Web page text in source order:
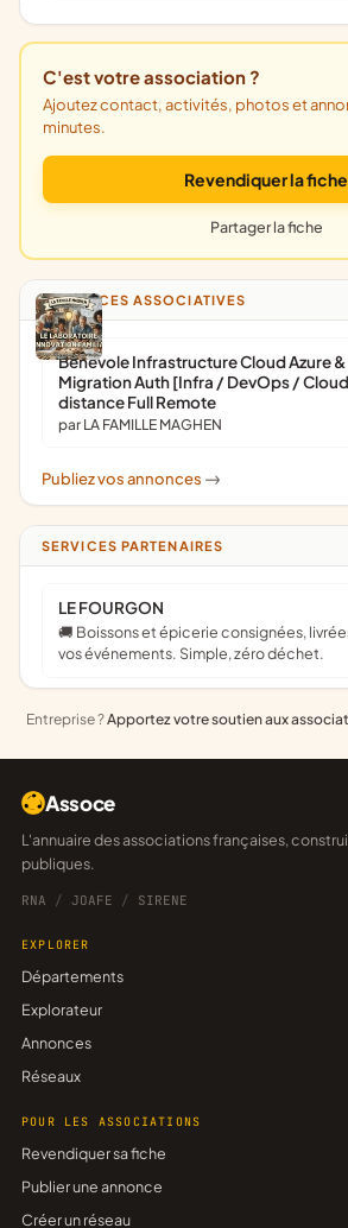
C'est votre association ?
Ajoutez contact, activités, photos et annonces. Gratuit, en 5
minutes.
Revendiquer la fiche
Partager la fiche
ANNONCES ASSOCIATIVES
Bénévole Infrastructure Cloud Azure &
Migration Auth [Infra / DevOps /
distance Full Remote
par LA FAMILLE MAGHEN
Publiez vos annonces ->
SERVICES PARTENAIRES
LE FOURGON
🚚 Boissons et épicerie consignées, livrées et reprises pour
vos événements. Simple, zéro déchet.
Entreprise ?Apportez votre soutien aux
Assoce
L'annuaire des associations françaises, construit sur les données
publiques.
RNA / JOAFE / SIRENE
EXPLORER
Départements
Explorateur
Annonces
Réseaux
POUR LES ASSOCIATIONS
Revendiquer sa fiche
Publier une annonce
Créer un réseau